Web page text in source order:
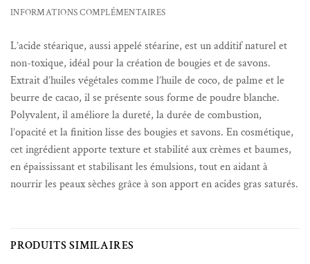
INFORMATIONS COMPLÉMENTAIRES
L’acide stéarique, aussi appelé stéarine, est un additif naturel et
non-toxique, idéal pour la création de bougies et de savons.
Extrait d’huiles végétales comme l’huile de coco, de palme et le
beurre de cacao, il se présente sous forme de poudre blanche.
Polyvalent, il améliore la dureté, la durée de combustion,
l’opacité et la finition lisse des bougies et savons. En cosmétique,
cet ingrédient apporte texture et stabilité aux crèmes et baumes,
en épaississant et stabilisant les émulsions, tout en aidant à
nourrir les peaux sèches grâce à son apport en acides gras saturés.
PRODUITS SIMILAIRES